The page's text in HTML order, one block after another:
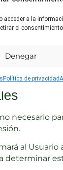
a la
el
Denegar
Política de privacidad
de
por
al
a la
necesario
al
determinar